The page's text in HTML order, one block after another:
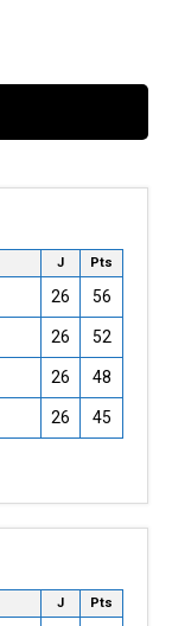
J Pts
26 56
26 52
26 48
26 45
J Pts